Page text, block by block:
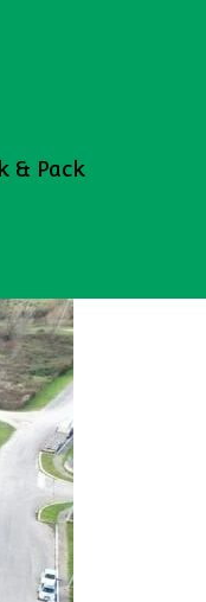
& Pack